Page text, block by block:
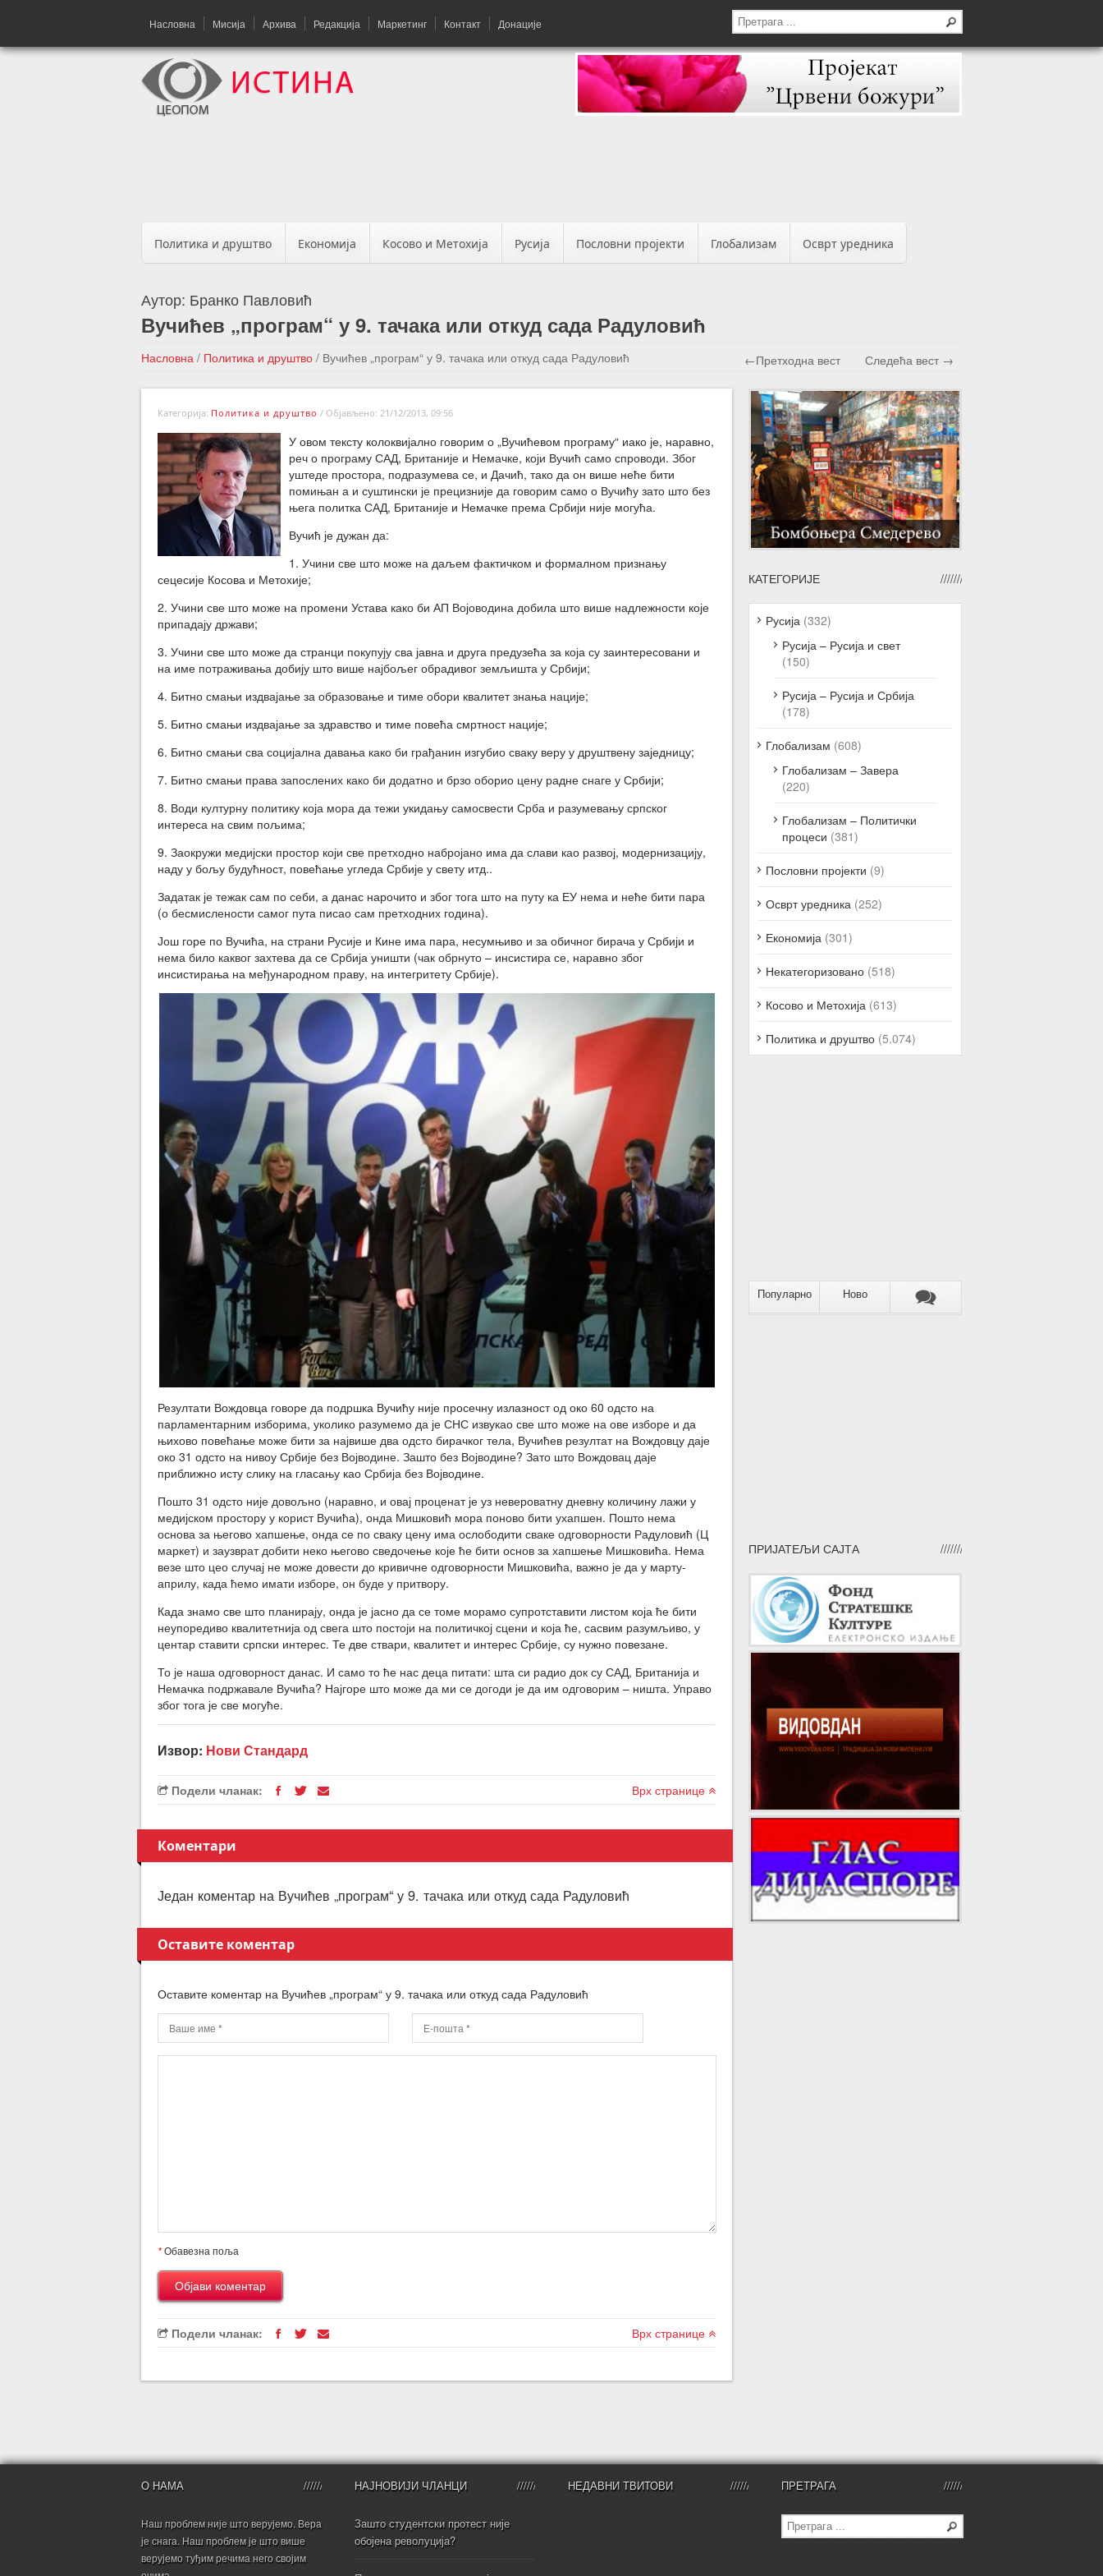
Насловна Мисија Архива Редакција Маркетинг Контакт Донације
Политика и друштво Економија Косово и Метохија Русија Пословни пројекти Глобализам Осврт уредника
Аутор: Бранко Павловић
Вучићев „програм“ у 9. тачака или откуд сада Радуловић
Насловна / Политика и друштво / Вучићев „програм“ у 9. тачака или откуд сада Радуловић ←Претходна вест Следећа вест →
Категорија: Политика и друштво / Објављено: 21/12/2013, 09:56
У овом тексту колоквијално говорим о „Вучићевом програму“ иако је, наравно,
реч о програму САД, Британије и Немачке, који Вучић само спроводи. Због
уштеде простора, подразумева се, и Дачић, тако да он више неће бити
помињан а и суштински је прецизније да говорим само о Вучићу зато што без
њега политка САД, Британије и Немачке према Србији није могућа.
Вучић је дужан да:
1. Учини све што може на даљем фактичком и формалном признању
сецесије Косова и Метохије;
2. Учини све што може на промени Устава како би АП Војоводина добила што више надлежности које
припадају држави;
3. Учини све што може да странци покупују сва јавна и друга предузећа за која су заинтересовани и
на име потраживања добију што више најбољег обрадивог земљишта у Србији;
4. Битно смањи издвајање за образовање и тиме обори квалитет знања нације;
5. Битно смањи издвајање за здравство и тиме повећа смртност нације;
6. Битно смањи сва социјална давања како би грађанин изгубио сваку веру у друштвену заједницу;
7. Битно смањи права запослених како би додатно и брзо оборио цену радне снаге у Србији;
8. Води културну политику која мора да тежи укидању самосвести Срба и разумевању српског
интереса на свим пољима;
9. Заокружи медијски простор који све претходно набројано има да слави као развој, модернизацију,
наду у бољу будућност, повећање угледа Србије у свету итд..
Задатак је тежак сам по себи, а данас нарочито и због тога што на путу ка ЕУ нема и неће бити пара
(о бесмислености самог пута писао сам претходних година).
Још горе по Вучића, на страни Русије и Кине има пара, несумњиво и за обичног бирача у Србији и
нема било каквог захтева да се Србија уништи (чак обрнуто – инсистира се, наравно због
инсистирања на међународном праву, на интегритету Србије).
Резултати Вождовца говоре да подршка Вучићу није просечну излазност од око 60 одсто на
парламентарним изборима, уколико разумемо да је СНС извукао све што може на ове изборе и да
њихово повећање може бити за највише два одсто бирачког тела, Вучићев резултат на Вождовцу даје
око 31 одсто на нивоу Србије без Војводине. Зашто без Војводине? Зато што Вождовац даје
приближно исту слику на гласању као Србија без Војводине.
Пошто 31 одсто није довољно (наравно, и овај проценат је уз невероватну дневну количину лажи у
медијском простору у корист Вучића), онда Мишковић мора поново бити ухапшен. Пошто нема
основа за његово хапшење, онда се по сваку цену има ослободити сваке одговорности Радуловић (Ц
маркет) и заузврат добити неко његово сведочење које ће бити основ за хапшење Мишковића. Нема
везе што цео случај не може довести до кривичне одговорности Мишковића, важно је да у марту-
априлу, када ћемо имати изборе, он буде у притвору.
Када знамо све што планирају, онда је јасно да се томе морамо супротставити листом која ће бити
неупоредиво квалитетнија од свега што постоји на политичкој сцени и која ће, сасвим разумљиво, у
центар ставити српски интерес. Те две ствари, квалитет и интерес Србије, су нужно повезане.
То је наша одговорност данас. И само то ће нас деца питати: шта си радио док су САД, Британија и
Немачка подржавале Вучића? Најгоре што може да ми се догоди је да им одговорим – ништа. Управо
због тога је све могуће.
Извор: Нови Стандард
Подели чланак: Врх странице
Коментари
Један коментар на Вучићев „програм“ у 9. тачака или откуд сада Радуловић
Оставите коментар
Оставите коментар на Вучићев „програм“ у 9. тачака или откуд сада Радуловић
*Обавезна поља
Подели чланак: Врх странице
КАТЕГОРИЈЕ
Русија (332)
Русија – Русија и свет
(150)
Русија – Русија и Србија
(178)
Глобализам (608)
Глобализам – Завера
(220)
Глобализам – Политички
процеси (381)
Пословни пројекти (9)
Осврт уредника (252)
Економија (301)
Некатегоризовано (518)
Косово и Метохија (613)
Политика и друштво (5.074)
Популарно Ново
ПРИЈАТЕЉИ САЈТА
О НАМА
Наш проблем није што верујемо. Вера
је снага. Наш проблем је што више
верујемо туђим речима него својим
НАЈНОВИЈИ ЧЛАНЦИ
Зашто студентски протест није
обојена револуција?
НЕДАВНИ ТВИТОВИ ПРЕТРАГА